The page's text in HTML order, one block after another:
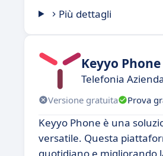
Più dettagli
Keyyo Phone
Telefonia
Versione gratuita Prova
Keyyo Phone è una
versatile. Questa